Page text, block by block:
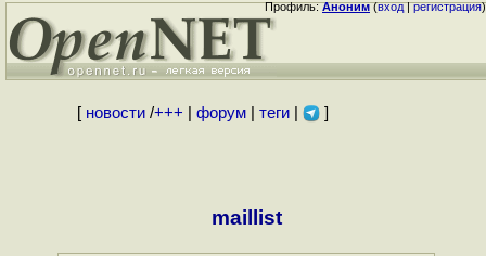
Профиль:Аноним(вход|регистрация)
[ новости/+++ форум| теги| ]
maillist